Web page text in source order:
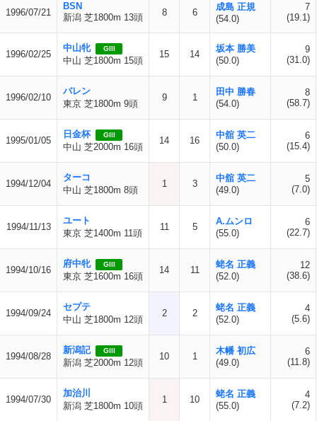
1996/07/21
BSN
新潟 芝1800m 13頭
8 6
成島 正規
(54.0)
7
(19.1)
1996/02/25
中山牝 GIII
中山 芝1800m 15頭
15 14
坂本 勝美
(50.0)
9
(31.0)
1996/02/10
バレン
東京 芝1800m 9頭
9 1
田中 勝春
(54.0)
8
(58.7)
1995/01/05
日金杯 GIII
中山 芝2000m 16頭
14 16
中舘 英二
(50.0)
6
(15.4)
1994/12/04
ターコ
中山 芝1800m 8頭
1 3
中舘 英二
(49.0)
5
(7.0)
1994/11/13
ユート
東京 芝1400m 11頭
11 5
A.ムンロ
(55.0)
6
(22.7)
1994/10/16
府中牝 GIII
東京 芝1600m 16頭
14 11
蛯名 正義
(52.0)
12
(38.6)
1994/09/24
セプテ
中山 芝1800m 12頭
2 2
蛯名 正義
(52.0)
4
(5.6)
1994/08/28
新潟記 GIII
新潟 芝2000m 12頭
10 1
木幡 初広
(49.0)
6
(11.8)
1994/07/30
加治川
新潟 芝1800m 10頭
1 10
蛯名 正義
(55.0)
4
(7.2)